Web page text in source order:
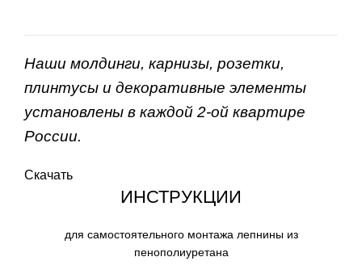
Наши молдинги, карнизы, розетки,
плинтусы и декоративные элементы
установлены в каждой 2-ой квартире
России.
Скачать
ИНСТРУКЦИИ
для самостоятельного монтажа лепнины из
пенополиуретана